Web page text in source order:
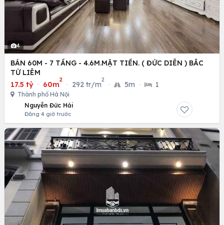
4
BÁN 60M - 7 TẦNG - 4.6M.MẶT TIỀN. ( ĐỨC DIỄN ) BẮC
TỪ LIÊM
17.5 tỷ · 60m
2
· 292 tr/m
2
· 5m · 1
Thành phố Hà Nội
Nguyễn Đức Hải
Đăng 4 giờ trước